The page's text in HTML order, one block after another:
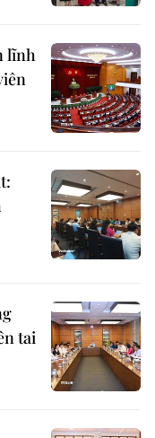
lĩnh
tai